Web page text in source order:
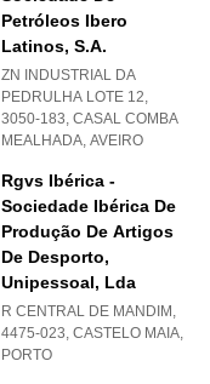
Petróleos Ibero
Latinos, S.a.
ZN INDUSTRIAL DA
PEDRULHA LOTE 12,
3050-183, CASAL COMBA
MEALHADA, AVEIRO
Rgvs Ibérica -
Sociedade Ibérica De
Produção De Artigos
De Desporto,
Unipessoal, Lda
R CENTRAL DE MANDIM,
4475-023, CASTELO MAIA,
PORTO